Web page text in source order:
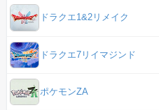
ドラクエ1&2リメイク
ドラクエ7リイマジンド
ポケモンZA